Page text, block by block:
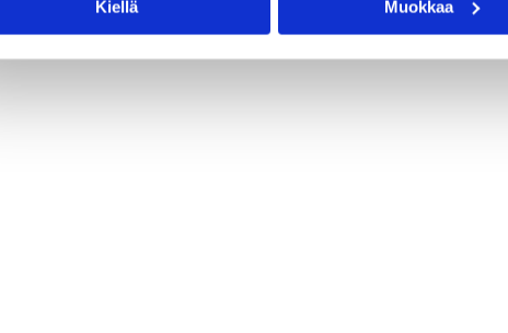
Kiellä Muokkaa